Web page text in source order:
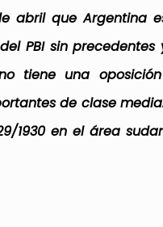
abril que Argentina
PBI sin
tiene una
de clase
1930 en el área